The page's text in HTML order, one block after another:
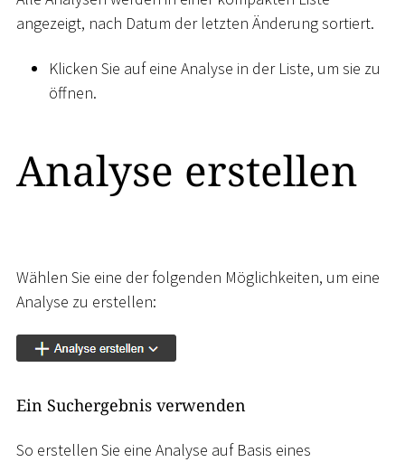
angezeigt, nach Datum der letzten Änderung sortiert.
Klicken Sie auf eine Analyse in der Liste, um sie zu
öffnen.
Analyse erstellen
Wählen Sie eine der folgenden Möglichkeiten, um eine
Analyse zu erstellen:
Ein Suchergebnis verwenden
So erstellen Sie eine Analyse auf Basis eines